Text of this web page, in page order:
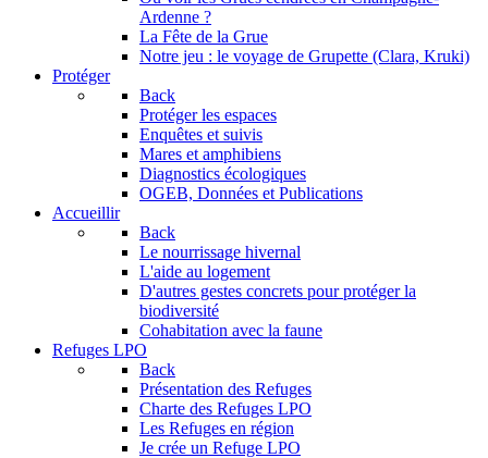
Ardenne ?
La Fête de la Grue
Notre jeu : le voyage de Grupette (Clara, Kruki)
Protéger
Back
Protéger les espaces
Enquêtes et suivis
Mares et amphibiens
Diagnostics écologiques
OGEB, Données et Publications
Accueillir
Back
Le nourrissage hivernal
L'aide au logement
D'autres gestes concrets pour protéger la
biodiversité
Cohabitation avec la faune
Refuges LPO
Back
Présentation des Refuges
Charte des Refuges LPO
Les Refuges en région
Je crée un Refuge LPO